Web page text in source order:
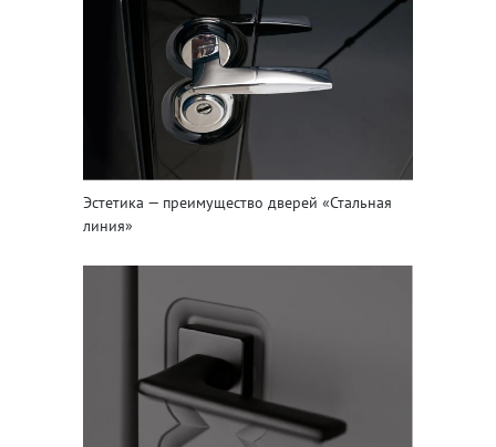
Эстетика — преимущество дверей «Стальная
линия»